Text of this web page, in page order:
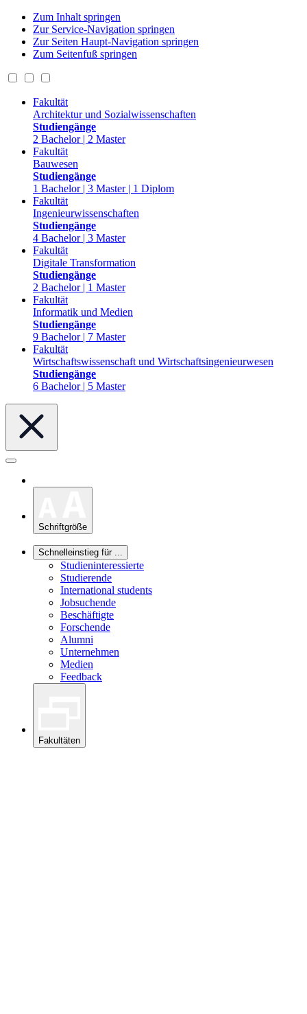
Zum Inhalt springen
Zur Service-Navigation springen
Zur Seiten Haupt-Navigation springen
Zum Seitenfuß springen
Fakultät
Architektur und Sozialwissenschaften
Studiengänge
2 Bachelor | 2 Master
Fakultät
Bauwesen
Studiengänge
1 Bachelor | 3 Master | 1 Diplom
Fakultät
Ingenieurwissenschaften
Studiengänge
4 Bachelor | 3 Master
Fakultät
Digitale Transformation
Studiengänge
2 Bachelor | 1 Master
Fakultät
Informatik und Medien
Studiengänge
9 Bachelor | 7 Master
Fakultät
Wirtschaftswissenschaft und Wirtschaftsingenieurwesen
Studiengänge
6 Bachelor | 5 Master
Schriftgröße
Schnelleinstieg für ...
Studieninteressierte
Studierende
International students
Jobsuchende
Beschäftigte
Forschende
Alumni
Unternehmen
Medien
Feedback
Fakultäten